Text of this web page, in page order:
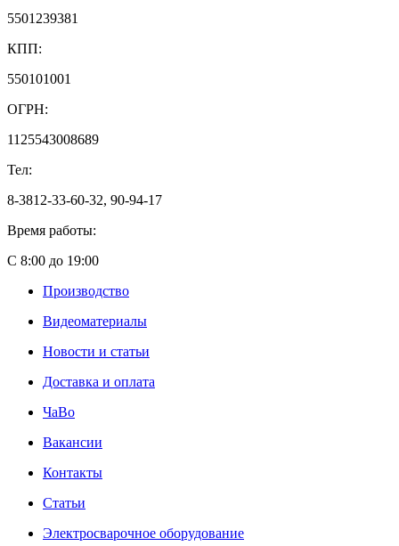
5501239381
КПП:
550101001
ОГРН:
1125543008689
Тел:
8-3812-33-60-32, 90-94-17
Время работы:
С 8:00 до 19:00
Производство
Видеоматериалы
Новости и статьи
Доставка и оплата
ЧаВо
Вакансии
Контакты
Статьи
Электросварочное оборудование